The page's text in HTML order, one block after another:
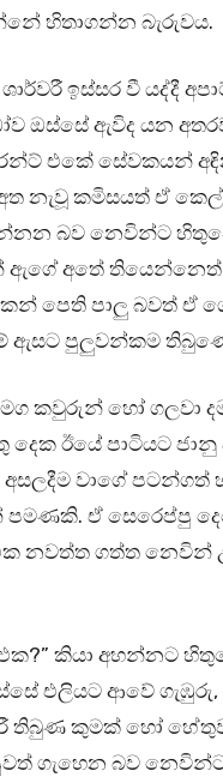
හිතාගන්න බැරුවය.
ඉස්සර වී යද්දී
ඔස්සේ ඇවිද යන
එකේ සේවකයන්
නැවූ කමිසයත් ඒ
බව නෙවින්ට
අතේ තියෙන්නෙත්
පෙති පාලු බවත් ඒ
ඇසට පුලුවන්කම
කවුරුන් හෝ ගලවා
දෙක ඊයේ පාටියට
වාගේ පටන්ගත්
ඒ සෙරෙප්පු
නවත්ත ගත්ත නෙවින්
කියා අහන්නට
ආවේ ගැඹුරු,
තිබුණ කුමක් හෝ
ගැහෙන බව